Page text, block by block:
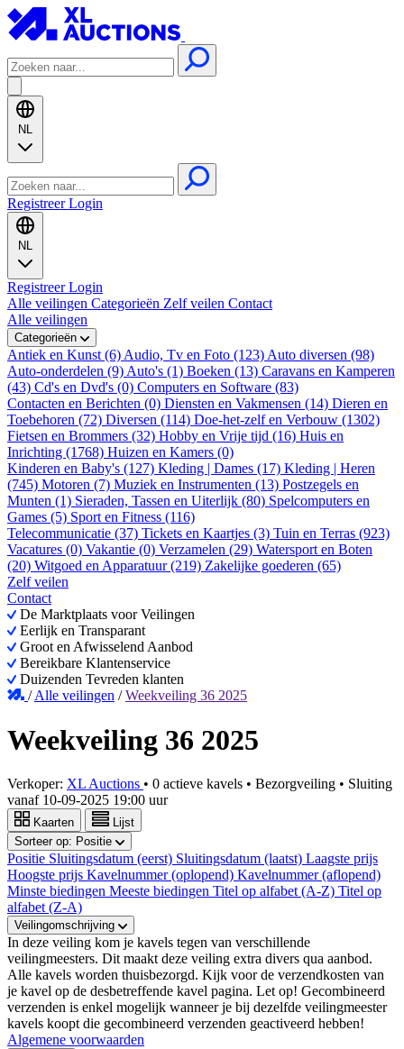
NL
RegistreerLogin
NL
RegistreerLogin
Alle veilingen Categorieën Zelf veilen Contact
Alle veilingen
Categorieën
Antiek en Kunst (6) Audio, Tv en Foto (123) Auto diversen (98)
Auto-onderdelen (9) Auto's (1) Boeken (13) Caravans en Kamperen
(43) Cd's en Dvd's (0) Computers en Software (83)
Contacten en Berichten (0) Diensten en Vakmensen (14) Dieren en
Toebehoren (72) Diversen (114) Doe-het-zelf en Verbouw (1302)
Fietsen en Brommers (32) Hobby en Vrije tijd (16) Huis en
Inrichting (1768) Huizen en Kamers (0)
Kinderen en Baby's (127) Kleding | Dames (17) Kleding | Heren
(745) Motoren (7) Muziek en Instrumenten (13) Postzegels en
Munten (1) Sieraden, Tassen en Uiterlijk (80) Spelcomputers en
Games (5) Sport en Fitness (116)
Telecommunicatie (37) Tickets en Kaartjes (3) Tuin en Terras (923)
Vacatures (0) Vakantie (0) Verzamelen (29) Watersport en Boten
(20) Witgoed en Apparatuur (219) Zakelijke goederen (65)
Zelf veilen
Contact
De Marktplaats voor Veilingen
Eerlijk en Transparant
Groot en Afwisselend Aanbod
Bereikbare Klantenservice
Duizenden Tevreden klanten
/Alle veilingen /Weekveiling 36 2025
Weekveiling 36 2025
Verkoper: XL Auctions • 0 actieve kavels • Bezorgveiling • Sluiting
vanaf 10-09-2025 19:00 uur
Kaarten
Lijst
Sorteer op: Positie
Positie Sluitingsdatum (eerst) Sluitingsdatum (laatst) Laagste prijs
Hoogste prijs Kavelnummer (oplopend) Kavelnummer (aflopend)
Minste biedingen Meeste biedingen Titel op alfabet (A-Z) Titel op
alfabet (Z-A)
Veilingomschrijving
In deze veiling kom je kavels tegen van verschillende
veilingmeesters. Dit maakt deze veiling extra divers qua aanbod.
Alle kavels worden thuisbezorgd. Kijk voor de verzendkosten van
je kavel op de desbetreffende kavel pagina. Let op! Gecombineerd
verzenden is enkel mogelijk wanneer je bij dezelfde veilingmeester
kavels koopt die gecombineerd verzenden geactiveerd hebben!
Algemene voorwaarden